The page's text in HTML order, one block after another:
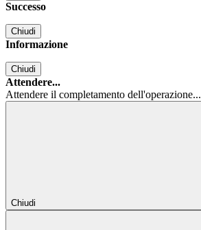
Successo
Chiudi
Informazione
Chiudi
Attendere...
Attendere il completamento dell'operazione...
Chiudi